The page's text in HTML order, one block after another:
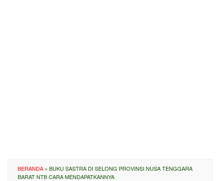
BERANDA » BUKU SASTRA DI SELONG PROVINSI NUSA TENGGARA
BARAT NTB CARA MENDAPATKANNYA